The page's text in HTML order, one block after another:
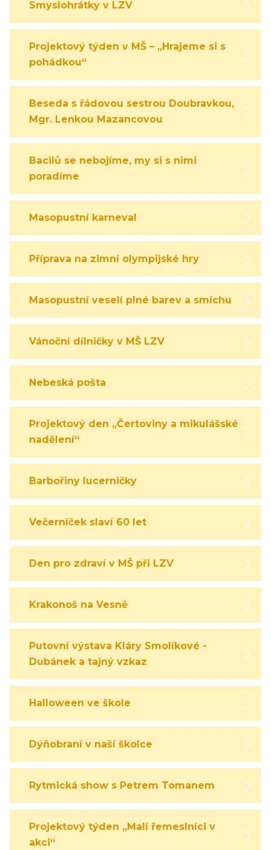
Smyslohrátky v LZV
Projektový týden v MŠ – „Hrajeme si s
pohádkou“
Beseda s řádovou sestrou Doubravkou,
Mgr. Lenkou Mazancovou
Bacilů se nebojíme, my si s nimi
poradíme
Masopustní karneval
Příprava na zimní olympijské hry
Masopustní veselí plné barev a smíchu
Vánoční dílničky v MŠ LZV
Nebeská pošta
Projektový den „Čertoviny a mikulášské
nadělení“
Barbořiny lucerničky
Večerníček slaví 60 let
Den pro zdraví v MŠ při LZV
Krakonoš na Vesně
Putovní výstava Kláry Smolíkové -
Dubánek a tajný vzkaz
Halloween ve škole
Dýňobraní v naší školce
Rytmická show s Petrem Tomanem
Projektový týden „Malí řemeslníci v
akci“